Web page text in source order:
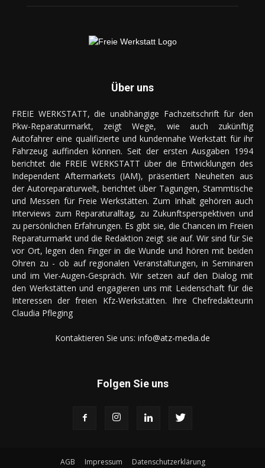
Über uns
FREIE WERKSTATT, die unabhängige Fachzeitschrift für den
Pkw-Reparaturmarkt, zeigt Wege, wie auch zukünftig
Autofahrer eine qualifizierte und kundennahe Werkstatt für ihr
Fahrzeug auffinden können. Seit der ersten Ausgaben 1994
berichtet die FREIE WERKSTATT über die Entwicklungen des
Independent Aftermarkets (IAM), präsentiert Neuheiten aus
der Autoreparaturwelt, berichtet über Tagungen, Stammtische
und Messen für Freie Werkstätten. Zum Inhalt gehören auch
Interviews zum Reparaturalltag, zu Zukunftsperspektiven und
zu persönlichen Erfahrungen. Es gibt sie, die Chancen im Freien
Reparaturmarkt und die Redaktion zeigt sie auf. Wir sind für Sie
vor Ort, legen den Finger in die Wunde und hören mit beiden
Ohren zu - ob auf regionalen Veranstaltungen, in Seminaren
und im Vier-Augen-Gespräch. Wir setzen auf den Dialog mit
den Werkstätten und engagieren uns mit Leidenschaft für die
Interessen der freien Kfz-Werkstätten. Ihre Chefredakteurin
Claudia Pfleging
Kontaktieren Sie uns: info@atz-media.de
Folgen Sie uns
AGB Impressum Datenschutzerklärung